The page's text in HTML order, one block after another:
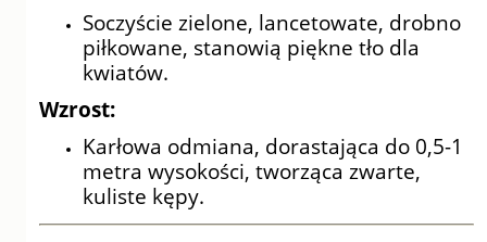
Soczyście zielone, lancetowate, drobno
piłkowane, stanowią piękne tło dla
kwiatów.
Wzrost:
Karłowa odmiana, dorastająca do 0,5-1
metra wysokości, tworząca zwarte,
kuliste kępy.